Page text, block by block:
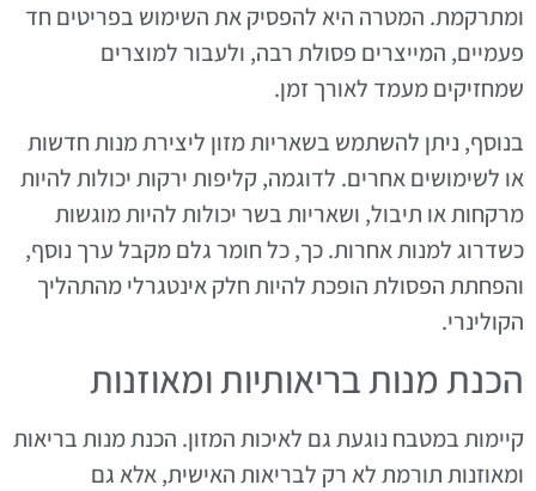
ומתרקמת. המטרה היא להפסיק את השימוש בפריטים חד
פעמיים, המייצרים פסולת רבה, ולעבור למוצרים
שמחזיקים מעמד לאורך זמן.
בנוסף, ניתן להשתמש בשאריות מזון ליצירת מנות חדשות
או לשימושים אחרים. לדוגמה, קליפות ירקות יכולות להיות
מרקחות או תיבול, ושאריות בשר יכולות להיות מוגשות
כשדרוג למנות אחרות. כך, כל חומר גלם מקבל ערך נוסף,
והפחתת הפסולת הופכת להיות חלק אינטגרלי מהתהליך
הקולינרי.
הכנת מנות בריאותיות ומאוזנות
קיימות במטבח נוגעת גם לאיכות המזון. הכנת מנות בריאות
ומאוזנות תורמת לא רק לבריאות האישית, אלא גם